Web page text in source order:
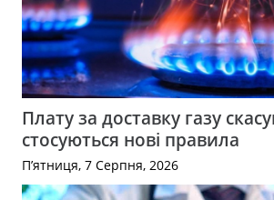
Плату за доставку газу
стосуються нові правила
П’ятниця, 7 Серпня, 2026